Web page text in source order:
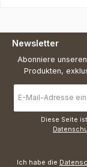
Newsletter
Abonniere
Produkten,
Mail-
Adresse
Diese Seite
Ich habe die